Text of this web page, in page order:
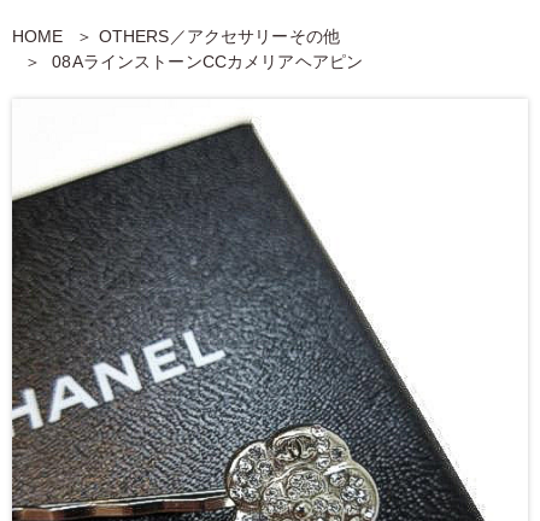
HOME
OTHERS／アクセサリーその他
08AラインストーンCCカメリアヘアピン